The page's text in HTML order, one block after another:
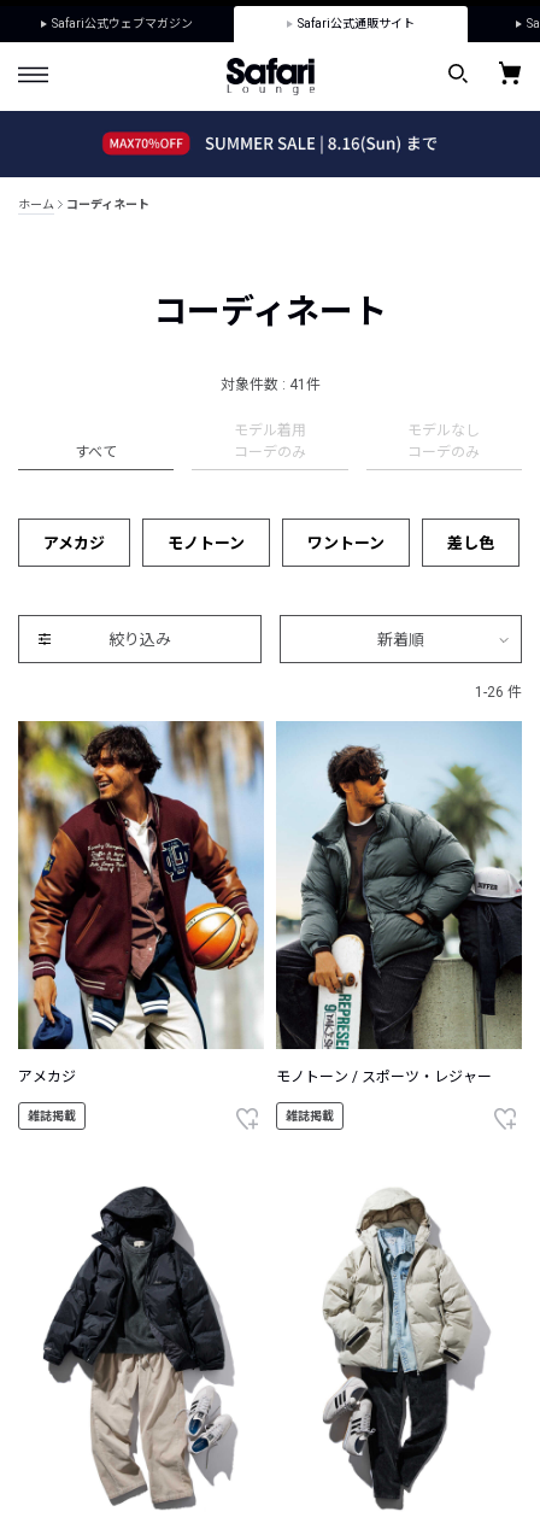
Safari公式ウェブマガジン Safari公式通販サイト
ホーム コーディネート
コーディネート
対象件数 : 41件
すべて
モデル着用
コーデのみ
モデルなし
コーデのみ
アメカジ モノトーン ワントーン 差し色
絞り込み 新着順
1-26 件
アメカジ
雑誌掲載
モノトーン / スポーツ・レジャー
雑誌掲載